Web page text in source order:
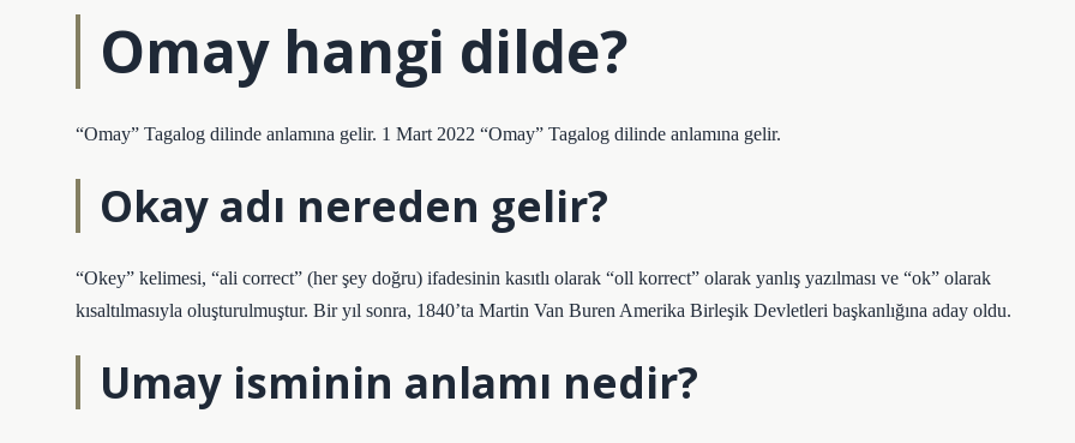
Omay hangi dilde?
“Omay” Tagalog dilinde anlamına gelir. 1 Mart 2022 “Omay” Tagalog dilinde anlamına gelir.
Okay adı nereden gelir?
“Okey” kelimesi, “ali correct” (her şey doğru) ifadesinin kasıtlı olarak “oll korrect” olarak yanlış yazılması ve “ok” olarak
kısaltılmasıyla oluşturulmuştur. Bir yıl sonra, 1840’ta Martin Van Buren Amerika Birleşik Devletleri başkanlığına aday oldu.
Umay isminin anlamı nedir?